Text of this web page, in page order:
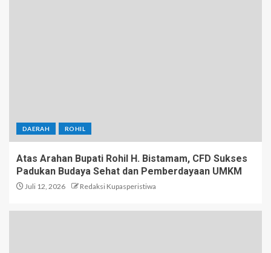
DAERAH ROHIL
Atas Arahan Bupati Rohil H. Bistamam, CFD Sukses
Padukan Budaya Sehat dan Pemberdayaan UMKM
Juli 12, 2026 Redaksi Kupasperistiwa